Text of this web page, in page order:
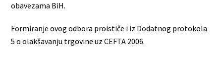
obavezama BiH.
Formiranje ovog odbora proističe i iz Dodatnog protokola
5 o olakšavanju trgovine uz CEFTA 2006.